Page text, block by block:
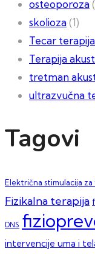
osteoporoza
skolioza(1)
Tecar terapija
Terapija
tretman
ultrazvučna
Tagovi
Električna stimulacija
Fizikalna terapija
DNS
intervencije uma i